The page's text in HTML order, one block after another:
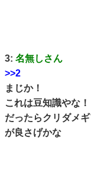
3: 名無しさん
>>2
まじか！
これは豆知識やな！
だったらクリダメ
が良さげかな